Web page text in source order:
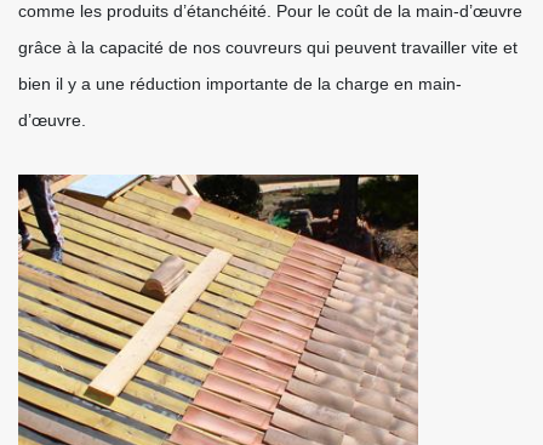
comme les produits d’étanchéité. Pour le coût de la main-d’œuvre
grâce à la capacité de nos couvreurs qui peuvent travailler vite et
bien il y a une réduction importante de la charge en main-
d’œuvre.